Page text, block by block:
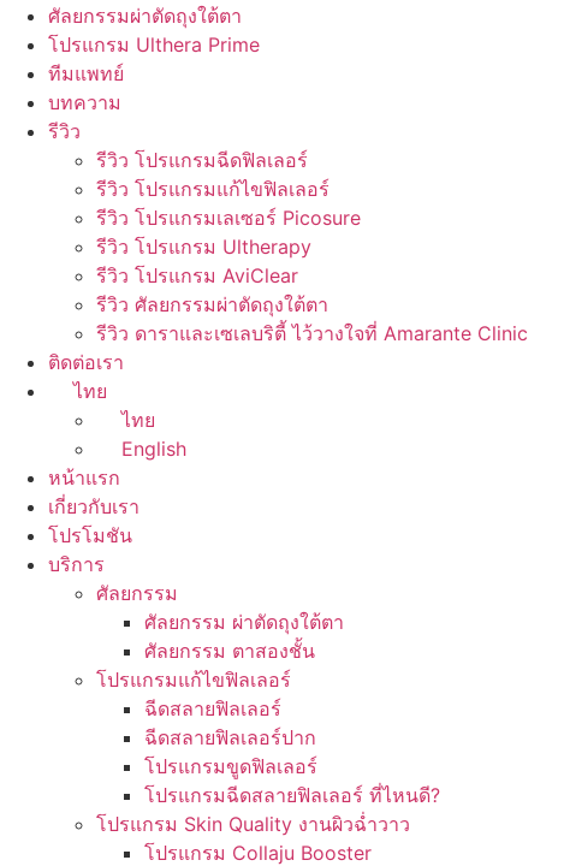
ศัลยกรรมผ่าตัดถุงใต้ตา
โปรแกรม Ulthera Prime
ทีมแพทย์
บทความ
รีวิว
รีวิว โปรแกรมฉีดฟิลเลอร์
รีวิว โปรแกรมแก้ไขฟิลเลอร์
รีวิว โปรแกรมเลเซอร์ Picosure
รีวิว โปรแกรม Ultherapy
รีวิว โปรแกรม AviClear
รีวิว ศัลยกรรมผ่าตัดถุงใต้ตา
รีวิว ดาราและเซเลบริตี้ ไว้วางใจที่ Amarante Clinic
ติดต่อเรา
ไทย
ไทย
English
หน้าแรก
เกี่ยวกับเรา
โปรโมชัน
บริการ
ศัลยกรรม
ศัลยกรรม ผ่าตัดถุงใต้ตา
ศัลยกรรม ตาสองชั้น
โปรแกรมแก้ไขฟิลเลอร์
ฉีดสลายฟิลเลอร์
ฉีดสลายฟิลเลอร์ปาก
โปรแกรมขูดฟิลเลอร์
โปรแกรมฉีดสลายฟิลเลอร์ ที่ไหนดี?
โปรแกรม Skin Quality งานผิวฉ่ำวาว
โปรแกรม Collaju Booster